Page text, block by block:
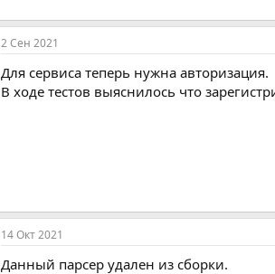
2 Сен 2021
Для сервиса теперь нужна авторизация.
В ходе тестов выяснилось что
14 Окт 2021
Данный парсер удален из сборки.